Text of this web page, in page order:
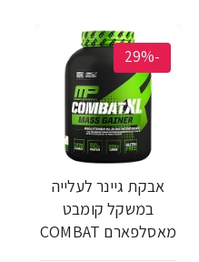
-29%
אבקת גיינר לעלייה
במשקל קומבט
מאסלפארם COMBAT